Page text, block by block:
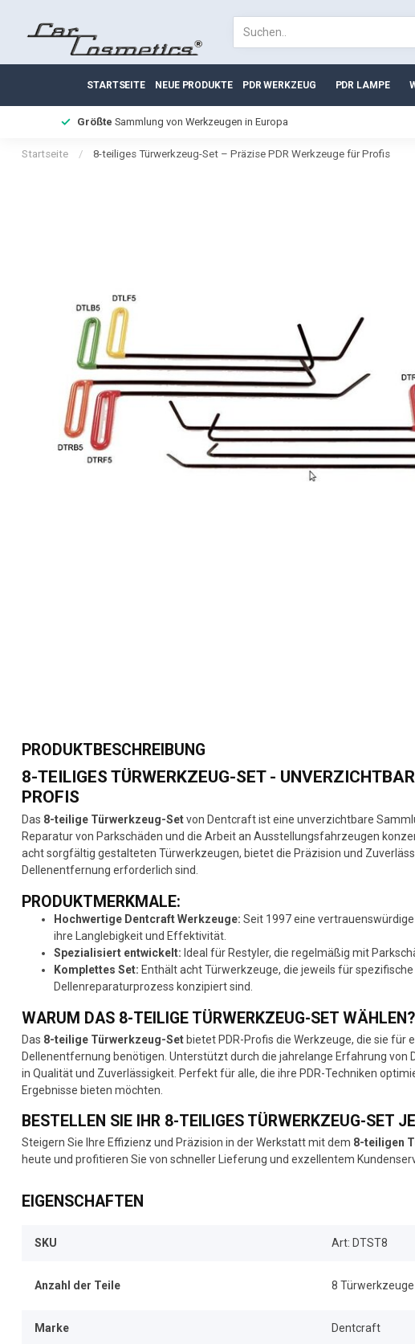
STARTSEITE NEUE PRODUKTE PDR WERKZEUG PDR LAMPE
Größte Sammlung von Werkzeugen in Europa
Startseite / 8-teiliges Türwerkzeug-Set – Präzise PDR Werkzeuge für Profis
PRODUKTBESCHREIBUNG
8-TEILIGES TÜRWERKZEUG-SET -
PROFIS
Das 8-teilige Türwerkzeug-Setvon Dentcraft ist eine unverzichtbare
Reparatur von Parkschäden und die Arbeit an Ausstellungsfahrzeugen
acht sorgfältig gestalteten Türwerkzeugen, bietet die Präzision und
Dellenentfernung erforderlich sind.
PRODUKTMERKMALE:
Hochwertige Dentcraft Werkzeuge: Seit 1997 eine
ihre Langlebigkeit und Effektivität.
Spezialisiert entwickelt: Ideal für Restyler, die regelmäßig mit
Komplettes Set: Enthält acht Türwerkzeuge, die jeweils für
Dellenreparaturprozess konzipiert sind.
WARUM DAS 8-TEILIGE TÜRWERKZEUG-SET WÄHLEN?
Das 8-teilige Türwerkzeug-Setbietet PDR-Profis die Werkzeuge, die sie für
Dellenentfernung benötigen. Unterstützt durch die jahrelange Erfahrung von
in Qualität und Zuverlässigkeit. Perfekt für alle, die ihre PDR-Techniken
Ergebnisse bieten möchten.
BESTELLEN SIE IHR 8-TEILIGES TÜRWERKZEUG-SET
Steigern Sie Ihre Effizienz und Präzision in der Werkstatt mit dem 8-teiligen
heute und profitieren Sie von schneller Lieferung und exzellentem
EIGENSCHAFTEN
SKU Art: DTST8
Anzahl der Teile 8 Türwerkzeuge
Marke Dentcraft